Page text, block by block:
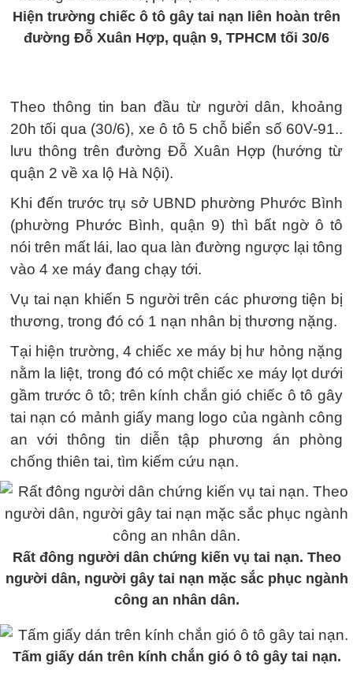
Hiện trường chiếc ô tô gây tai nạn liên hoàn trên
đường Đỗ Xuân Hợp, quận 9, TPHCM tối 30/6
Theo thông tin ban đầu từ người dân, khoảng
20h tối qua (30/6), xe ô tô 5 chỗ biển số 60V-91..
lưu thông trên đường Đỗ Xuân Hợp (hướng từ
quận 2 về xa lộ Hà Nội).
Khi đến trước trụ sở UBND phường Phước Bình
(phường Phước Bình, quận 9) thì bất ngờ ô tô
nói trên mất lái, lao qua làn đường ngược lại tông
vào 4 xe máy đang chạy tới.
Vụ tai nạn khiến 5 người trên các phương tiện bị
thương, trong đó có 1 nạn nhân bị thương nặng.
Tại hiện trường, 4 chiếc xe máy bị hư hỏng nặng
nằm la liệt, trong đó có một chiếc xe máy lọt dưới
gầm trước ô tô; trên kính chắn gió chiếc ô tô gây
tai nạn có mảnh giấy mang logo của ngành công
an với thông tin diễn tập phương án phòng
chống thiên tai, tìm kiếm cứu nạn.
Rất đông người dân chứng kiến vụ tai nạn. Theo
người dân, người gây tai nạn mặc sắc phục ngành
công an nhân dân.
Tấm giấy dán trên kính chắn gió ô tô gây tai nạn.